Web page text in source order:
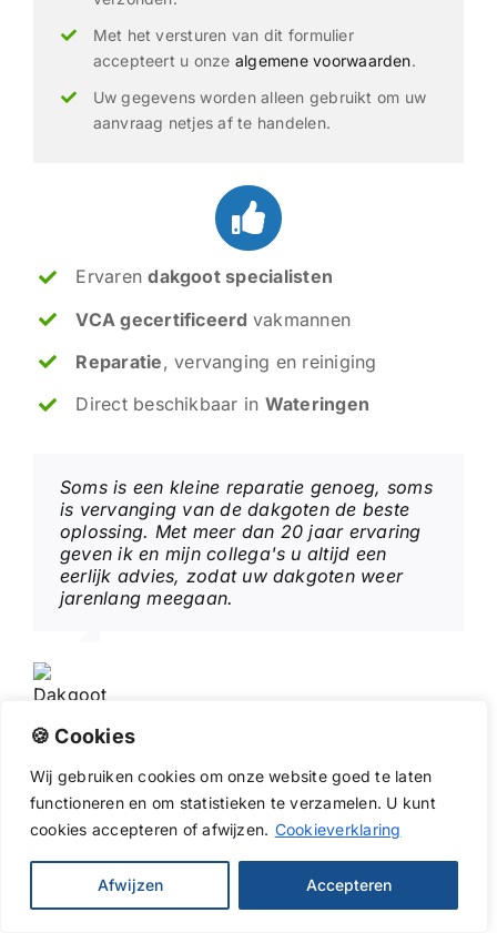
🍪 Cookies
Wij gebruikencookiesomonzewebsitegoedte laten
functionerenen om statistieken teverzamelen. U kunt
cookies accepteren of afwijzen. Cookieverklaring
Afwijzen Accepteren
Met het versturen van dit formulier
accepteert u onze algemene voorwaarden.
Uw gegevens worden alleen gebruikt om uw
aanvraag netjes af te handelen.
Ervarendakgoot specialisten
VCA gecertificeerd vakmannen
Reparatie, vervanging en reiniging
Direct beschikbaar in Wateringen
Soms is een kleine reparatie genoeg, soms
is vervanging van de dakgoten de beste
oplossing. Met meer dan 20 jaar ervaring
geven ik en mijn collega's u altijd een
eerlijk advies, zodat uw dakgoten weer
jarenlang meegaan.